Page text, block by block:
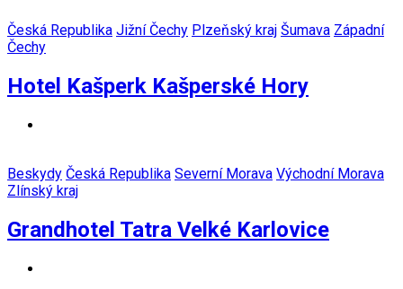
Česká Republika Jižní Čechy Plzeňský kraj Šumava Západní
Čechy
Hotel Kašperk Kašperské Hory
Beskydy Česká Republika Severní Morava Východní Morava
Zlínský kraj
Grandhotel Tatra Velké Karlovice